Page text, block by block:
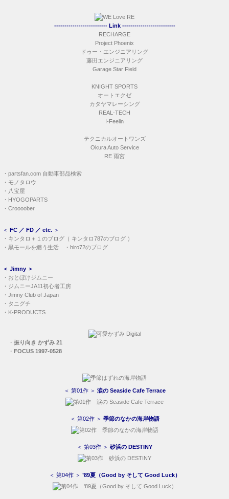
-------------------------- Link --------------------------
RECHARGE
Project Phoenix
ドゥー・エンジニアリング
藤田エンジニアリング
Garage Star Field
KNIGHT SPORTS
オートエクゼ
カタヤマレーシング
REAL-TECH
I-Feelin
テクニカルオートワンズ
Okura Auto Service
RE 雨宮
・ partsfan.com 自動車部品検索
・ モノタロウ
・ 八宝屋
・ HYOGOPARTS
・ Croooober
＜ FC ／ FD ／ etc. ＞
・ キンタロ＋１のブログ （ キンタロ787のブログ ）
・ 黒モールを纏う生活 ・ hiro72のブログ
＜ Jimny ＞
・ おとぼけジムニー
・ ジムニーJA11初心者工房
・ Jimny Club of Japan
・ タニグチ
・ K-PRODUCTS
・ 振り向き かずみ 21
・ FOCUS 1997-0528
＜ 第01作 ＞ 涙の Seaside Cafe Terrace
＜ 第02作 ＞ 季節のなかの海岸物語
＜ 第03作 ＞ 砂浜の DESTINY
＜ 第04作 ＞ ’89夏（Good by そして Good Luck）